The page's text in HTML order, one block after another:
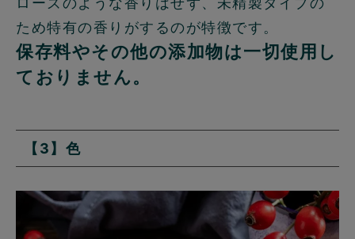
ため特有の香りがするのが特徴です。
保存料やその他の添加物は一切使用し
ておりません。
【3】色